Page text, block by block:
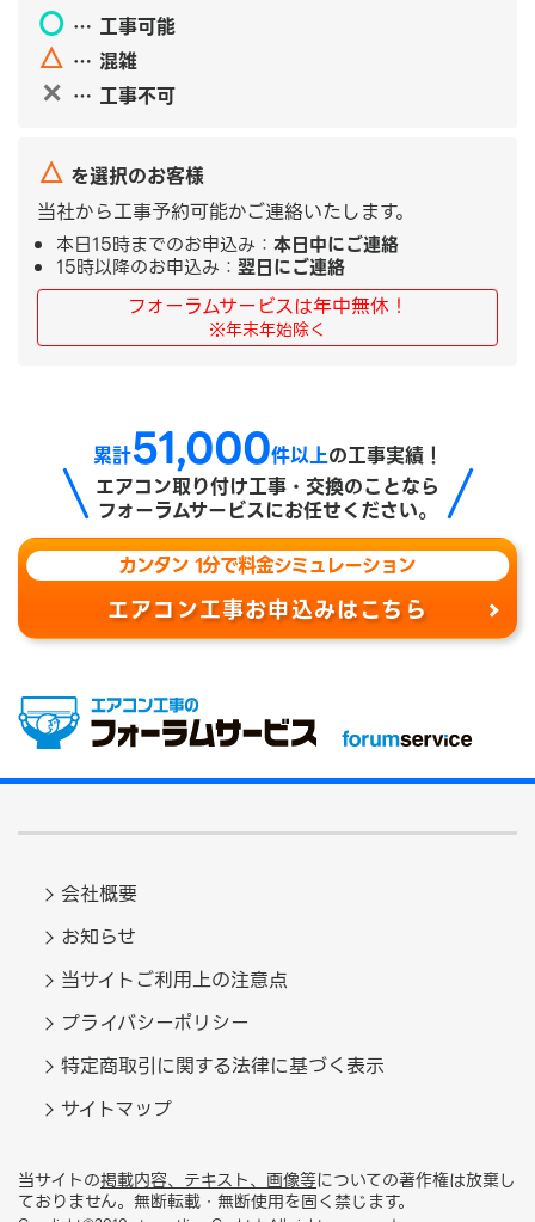
〇 … 工事可能
△ … 混雑
✕ … 工事不可
△ を選択のお客様
当社から工事予約可能かご連絡いたします。
本日15時までのお申込み： 本日中にご連絡
15時以降のお申込み： 翌日にご連絡
フォーラムサービスは年中無休！
※年末年始除く
累計51,000件以上の工事実績！
エアコン取り付け工事・交換のことなら
フォーラムサービスにお任せください。
カンタン 1分で料金シミュレーション
エアコン工事お申込みはこちら
会社概要
お知らせ
当サイトご利用上の注意点
プライバシーポリシー
特定商取引に関する法律に基づく表示
サイトマップ
当サイトの掲載内容、テキスト、画像等についての著作権は放棄し
ておりません。無断転載・無断使用を固く禁じます。